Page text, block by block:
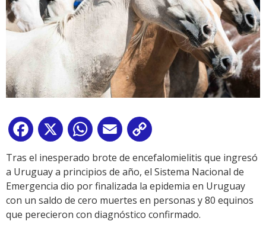
Facebook
X WhatsApp
Email
Link
Tras el inesperado brote de encefalomielitis que ingresó
a Uruguay a principios de año, el Sistema Nacional de
Emergencia dio por finalizada la epidemia en Uruguay
con un saldo de cero muertes en personas y 80 equinos
que perecieron con diagnóstico confirmado.